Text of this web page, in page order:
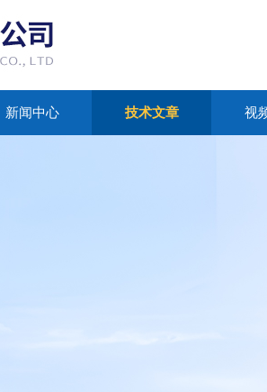
新闻中心 技术文章 视